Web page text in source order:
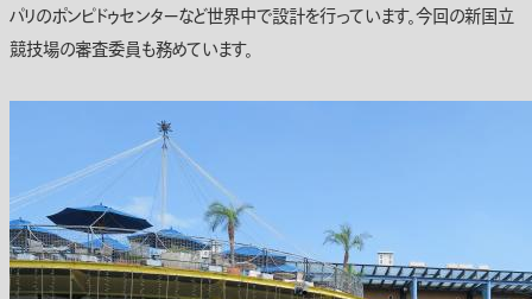
パリのポンピドゥセンターなど世界中で設計を行っています。今回の新国立
競技場の審査委員も務めています。